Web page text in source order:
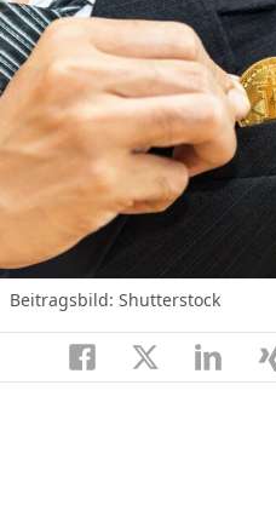
Beitragsbild: Shutterstock